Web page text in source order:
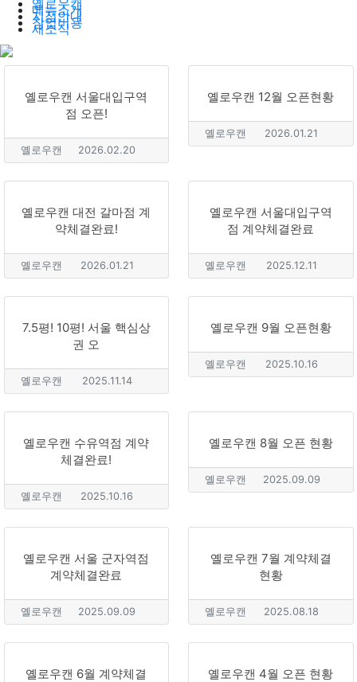
옐로우캔
메뉴소개
지점안내
창업비용
새소식
옐로우캔 서울대입구역
점 오픈!
옐로우캔 2026.02.20
옐로우캔 12월 오픈현황
옐로우캔 2026.01.21
옐로우캔 대전 갈마점 계
약체결완료!
옐로우캔 2026.01.21
옐로우캔 서울대입구역
점 계약체결완료
옐로우캔 2025.12.11
7.5평! 10평! 서울 핵심상
권 오
옐로우캔 2025.11.14
옐로우캔 9월 오픈현황
옐로우캔 2025.10.16
옐로우캔 수유역점 계약
체결완료!
옐로우캔 2025.10.16
옐로우캔 8월 오픈 현황
옐로우캔 2025.09.09
옐로우캔 서울 군자역점
계약체결완료
옐로우캔 2025.09.09
옐로우캔 7월 계약체결
현황
옐로우캔 2025.08.18
옐로우캔 6월 계약체결
옐로우캔 4월 오픈 현황